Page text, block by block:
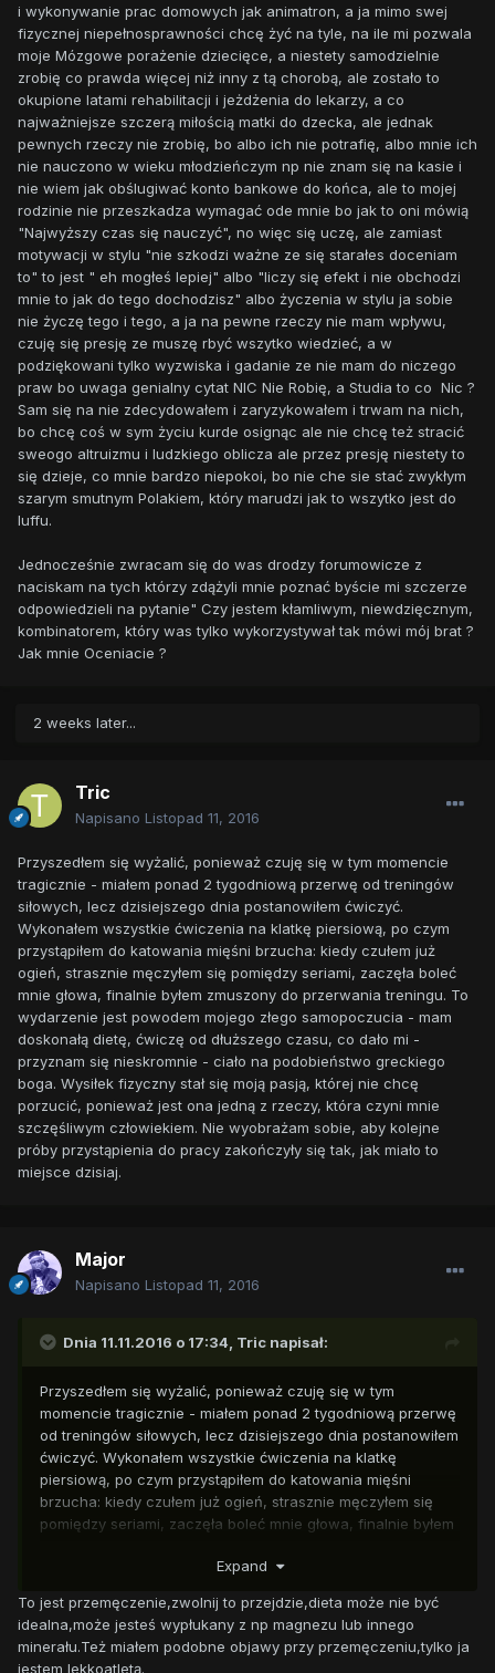
i wykonywanie prac domowych jak animatron, a ja mimo swej
fizycznej niepełnosprawności chcę żyć na tyle, na ile mi pozwala
moje Mózgowe porażenie dziecięce, a niestety samodzielnie
zrobię co prawda więcej niż inny z tą chorobą, ale zostało to
okupione latami rehabilitacji i jeżdżenia do lekarzy, a co
najważniejsze szczerą miłością matki do dzecka, ale jednak
pewnych rzeczy nie zrobię, bo albo ich nie potrafię, albo mnie ich
nie nauczono w wieku młodzieńczym np nie znam się na kasie i
nie wiem jak obślugiwać konto bankowe do końca, ale to mojej
rodzinie nie przeszkadza wymagać ode mnie bo jak to oni mówią
"Najwyższy czas się nauczyć", no więc się uczę, ale zamiast
motywacji w stylu "nie szkodzi ważne ze się starałes doceniam
to" to jest " eh mogłeś lepiej" albo "liczy się efekt i nie obchodzi
mnie to jak do tego dochodzisz" albo życzenia w stylu ja sobie
nie życzę tego i tego, a ja na pewne rzeczy nie mam wpływu,
czuję się presję ze muszę rbyć wszytko wiedzieć, a w
podziękowani tylko wyzwiska i gadanie ze nie mam do niczego
praw bo uwaga genialny cytat NIC Nie Robię, a Studia to co Nic ?
Sam się na nie zdecydowałem i zaryzykowałem i trwam na nich,
bo chcę coś w sym życiu kurde osignąc ale nie chcę też stracić
sweogo altruizmu i ludzkiego oblicza ale przez presję niestety to
się dzieje, co mnie bardzo niepokoi, bo nie che sie stać zwykłym
szarym smutnym Polakiem, który marudzi jak to wszytko jest do
luffu.
Jednocześnie zwracam się do was drodzy forumowicze z
naciskam na tych którzy zdążyli mnie poznać byście mi szczerze
odpowiedzieli na pytanie" Czy jestem kłamliwym, niewdzięcznym,
kombinatorem, który was tylko wykorzystywał tak mówi mój brat ?
Jak mnie Oceniacie ?
2 weeks later...
Tric
Napisano Listopad 11, 2016
Przyszedłem się wyżalić, ponieważ czuję się w tym momencie
tragicznie - miałem ponad 2 tygodniową przerwę od treningów
siłowych, lecz dzisiejszego dnia postanowiłem ćwiczyć.
Wykonałem wszystkie ćwiczenia na klatkę piersiową, po czym
przystąpiłem do katowania mięśni brzucha: kiedy czułem już
ogień, strasznie męczyłem się pomiędzy seriami, zaczęła boleć
mnie głowa, finalnie byłem zmuszony do przerwania treningu. To
wydarzenie jest powodem mojego złego samopoczucia - mam
doskonałą dietę, ćwiczę od dłuższego czasu, co dało mi -
przyznam się nieskromnie - ciało na podobieństwo greckiego
boga. Wysiłek fizyczny stał się moją pasją, której nie chcę
porzucić, ponieważ jest ona jedną z rzeczy, która czyni mnie
szczęśliwym człowiekiem. Nie wyobrażam sobie, aby kolejne
próby przystąpienia do pracy zakończyły się tak, jak miało to
miejsce dzisiaj.
Major
Napisano Listopad 11, 2016
Dnia 11.11.2016 o 17:34, Tric napisał:
Przyszedłem się wyżalić, ponieważ czuję się w tym
momencie tragicznie - miałem ponad 2 tygodniową przerwę
od treningów siłowych, lecz dzisiejszego dnia postanowiłem
ćwiczyć. Wykonałem wszystkie ćwiczenia na klatkę
piersiową, po czym przystąpiłem do katowania mięśni
brzucha: kiedy czułem już ogień, strasznie męczyłem się
pomiędzy seriami, zaczęła boleć mnie głowa, finalnie byłem
powodem mojego złego samopoczucia - mam doskonałą
się nieskromnie - ciało na podobieństwo greckiego boga.
Wysiłek fizyczny stał się moją pasją, której nie chcę
porzucić, ponieważ jest ona jedną z rzeczy, która czyni
Expand
To jest przemęczenie,zwolnij to przejdzie,dieta może nie być
idealna,może jesteś wypłukany z np magnezu lub innego
minerału.Też miałem podobne objawy przy przemęczeniu,tylko ja
jestem lekkoatletą.